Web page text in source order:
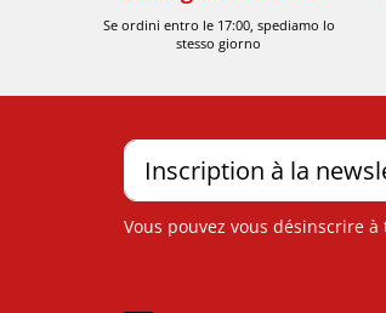
Se ordini entro le 17:00, spediamo lo
stesso giorno
Vous pouvez vous désinscrire